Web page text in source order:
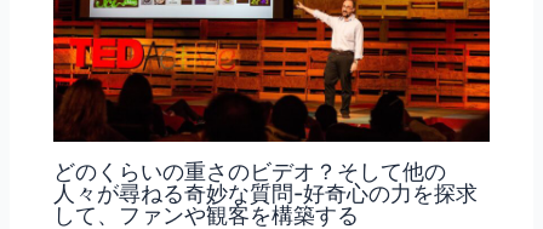
どのくらいの重さのビデオ？そして他の
人々が尋ねる奇妙な質問-好奇心の力を探求
して、ファンや観客を構築する